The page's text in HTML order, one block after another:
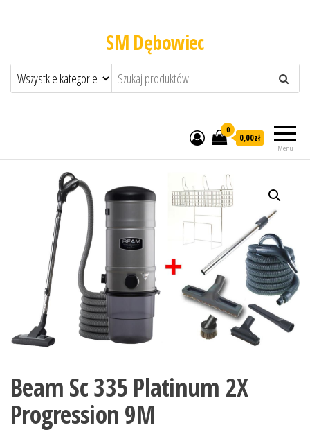
SM Dębowiec
Menu
0
0,00zł
Beam Sc 335 Platinum 2X
Progression 9M